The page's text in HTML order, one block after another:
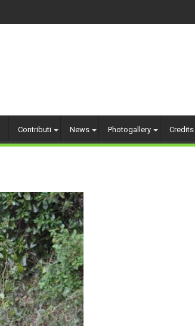
Contributi News Photogallery Credits